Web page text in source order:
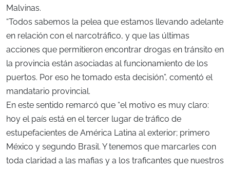
Malvinas.
“Todos sabemos la pelea que estamos llevando adelante
en relación con el narcotráfico, y que las últimas
acciones que permitieron encontrar drogas en tránsito en
la provincia están asociadas al funcionamiento de los
puertos. Por eso he tomado esta decisión”, comentó el
mandatario provincial.
En este sentido remarcó que “el motivo es muy claro:
hoy el país está en el tercer lugar de tráfico de
estupefacientes de América Latina al exterior; primero
México y segundo Brasil. Y tenemos que marcarles con
toda claridad a las mafias y a los traficantes que nuestros